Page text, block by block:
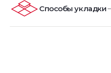
Способы укладки